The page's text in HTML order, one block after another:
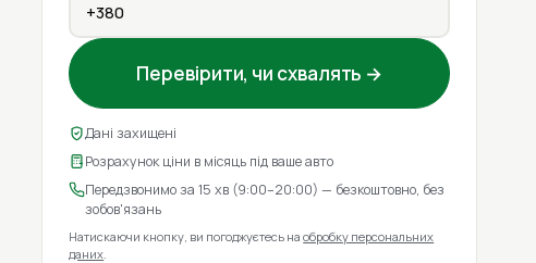
Перевірити, чи схвалять →
Дані захищені
Розрахунок ціни в місяць під ваше авто
Передзвонимо за 15 хв (9:00–20:00) — безкоштовно, без
зобов'язань
Натискаючи кнопку, ви погоджуєтесь наобробку персональних
даних